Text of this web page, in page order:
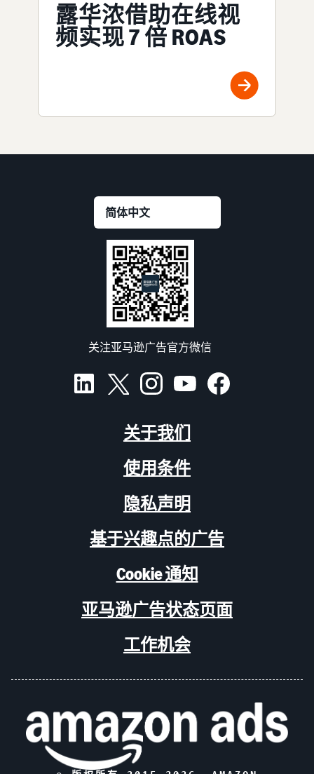
露华浓借助在线视
频实现 7 倍 ROAS
关注亚马逊广告官方微信
关于我们
使用条件
隐私声明
基于兴趣点的广告
Cookie 通知
亚马逊广告状态页面
工作机会